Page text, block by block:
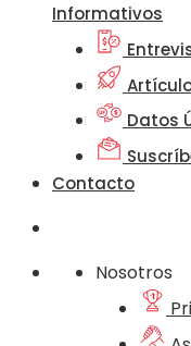
Informativos
Datos
Contacto
Nosotros